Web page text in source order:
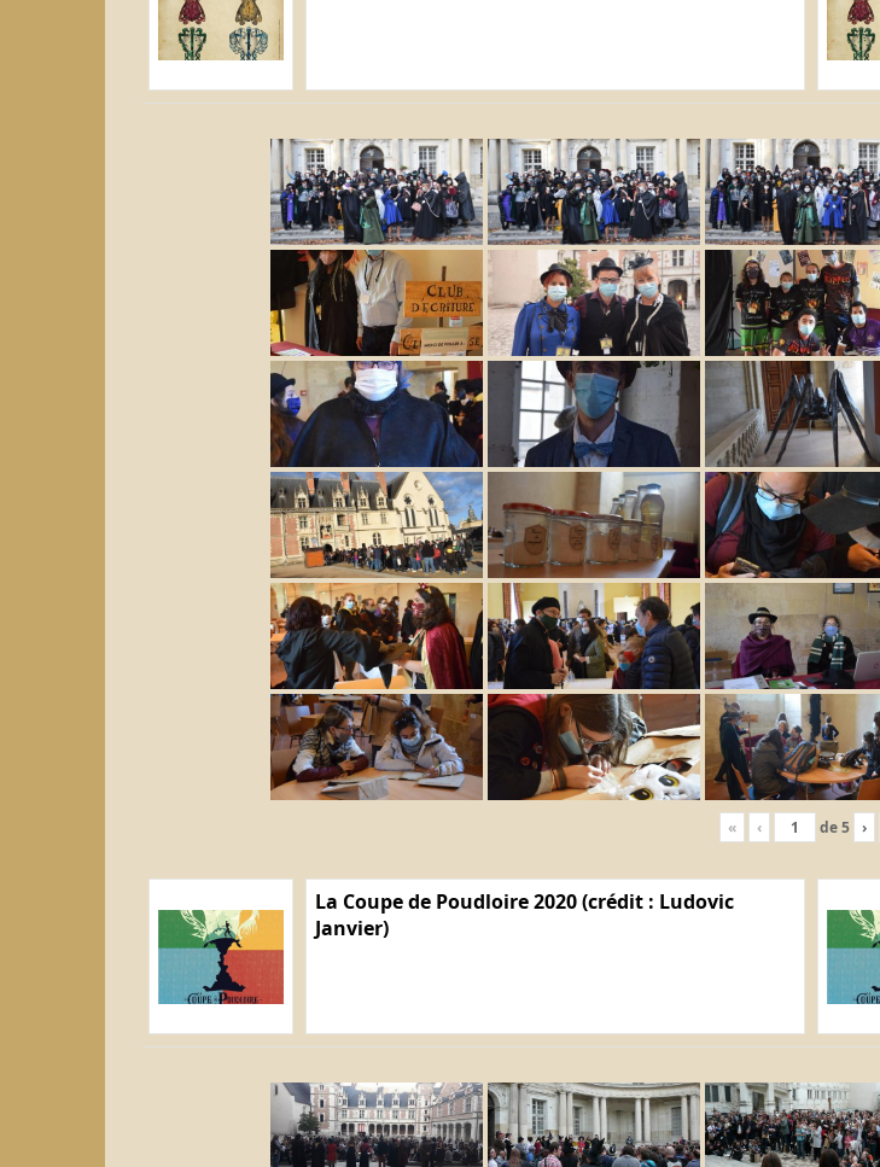
« ‹ de5 ›
La Coupe de Poudloire 2020 (crédit : Ludovic
Janvier)